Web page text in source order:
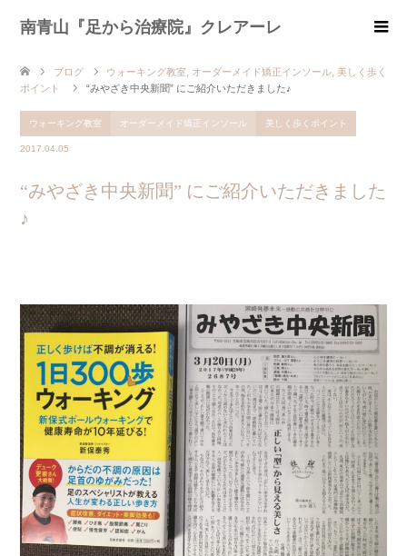
南青山『足から治療院』クレアーレ
ブログ ウォーキング教室 オーダーメイド矯正インソール 美しく歩く
ポイント
“みやざき中央新聞” にご紹介いただきました♪
ウォーキング教室 オーダーメイド矯正インソール 美しく歩くポイント
2017.04.05
“みやざき中央新聞” にご紹介いただきました
♪